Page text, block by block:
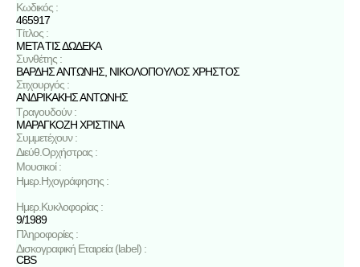
Κωδικός :
465917
Τίτλος :
ΜΕΤΑ ΤΙΣ ΔΩΔΕΚΑ
Συνθέτης :
ΒΑΡΔΗΣ ΑΝΤΩΝΗΣ, ΝΙΚΟΛΟΠΟΥΛΟΣ ΧΡΗΣΤΟΣ
Στιχουργός :
ΑΝΔΡΙΚΑΚΗΣ ΑΝΤΩΝΗΣ
Τραγουδούν :
ΜΑΡΑΓΚΟΖΗ ΧΡΙΣΤΙΝΑ
Συμμετέχουν :
Διεύθ.Ορχήστρας :
Μουσικοί :
Ημερ.Ηχογράφησης :
Ημερ.Κυκλοφορίας :
9/1989
Πληροφορίες :
Δισκογραφική Εταιρεία (label) :
CBS